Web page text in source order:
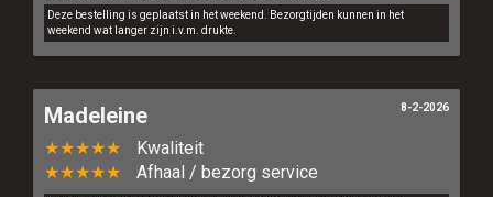
Deze bestelling is geplaatst in het weekend. Bezorgtijden kunnen in het
weekend wat langer zijn i.v.m. drukte.
Madeleine
★★★★★
Kwaliteit
★★★★★
Afhaal / bezorg service
8-2-2026